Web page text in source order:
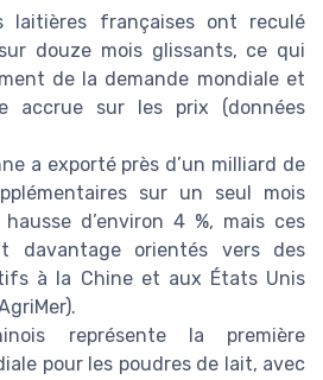
laitières françaises ont reculé
douze mois glissants, ce qui
de la demande mondiale et
accrue sur les prix (données
a exporté près d’un milliard de
sur un seul mois
d’environ 4 %, mais ces
davantage orientés vers des
à la Chine et aux États Unis
représente la première
pour les poudres de lait, avec